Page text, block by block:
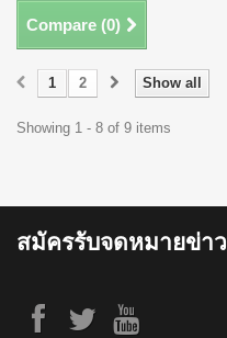
Compare (0)
Show all
1 2
Showing 1 - 8 of 9 items
สมัครรับจดหมายข่าว